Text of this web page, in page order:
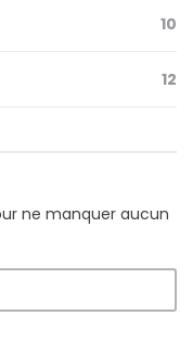
10
12
ne manquer aucun